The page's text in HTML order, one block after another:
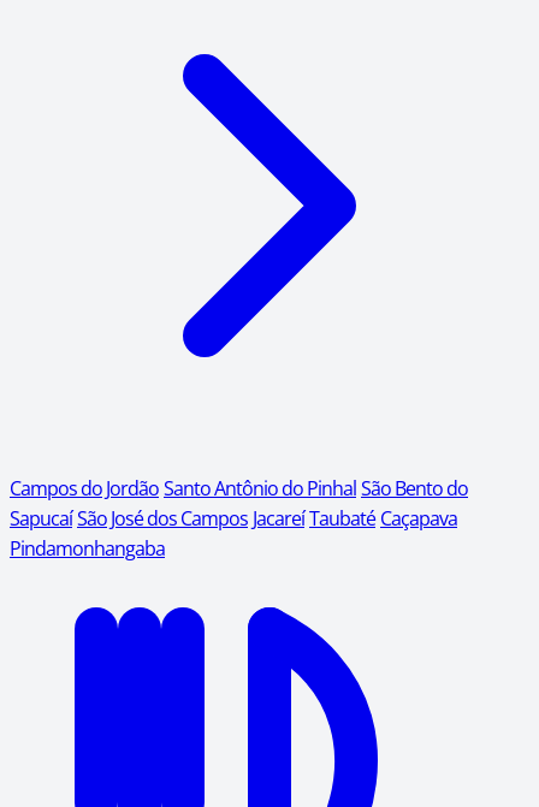
Campos do JordãoSanto Antônio do PinhalSão Bento do
SapucaíSão José dos Campos JacareíTaubaté Caçapava
Pindamonhangaba